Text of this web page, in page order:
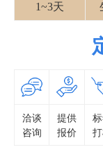
1~3天
洽谈
咨询
提供
报价